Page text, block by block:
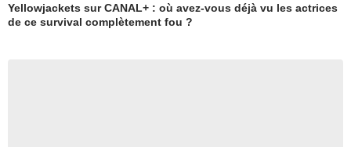
Yellowjackets sur CANAL+ : où avez-vous déjà vu les actrices
de ce survival complètement fou ?